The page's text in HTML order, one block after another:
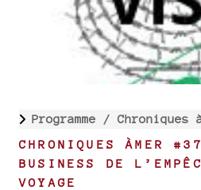
Programme / Chroniques à
CHRONIQUES ÀMER
BUSINESS DE
VOYAGE